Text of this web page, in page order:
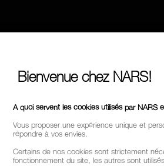
Bienvenue chez NARS!
A quoi servent les cookies utilisés par NARS
Vous proposer une expérience unique et
répondre à vos envies.
Certains de nos cookies sont strictement
fonctionnement du site, les autres sont